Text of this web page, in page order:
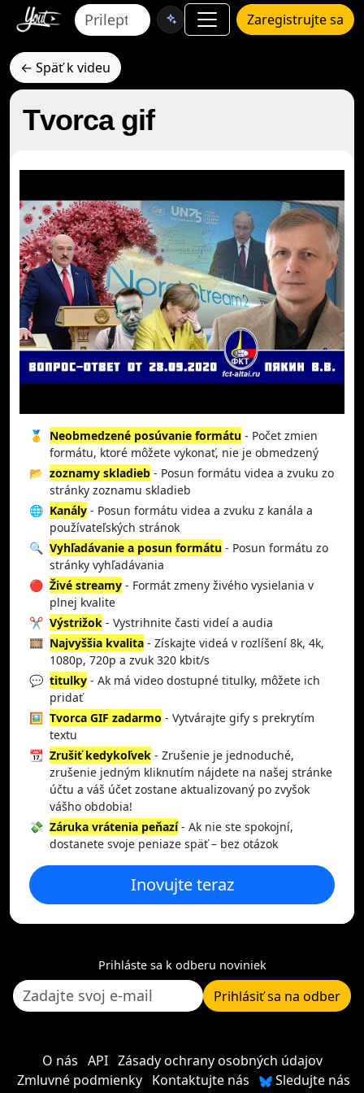
Zaregistrujte sa
← Späť k videu
Tvorca gif
🥇 Neobmedzené posúvanie formátu - Počet zmien
formátu, ktoré môžete vykonať, nie je obmedzený
📂 zoznamy skladieb - Posun formátu videa a zvuku zo
stránky zoznamu skladieb
🌐 Kanály - Posun formátu videa a zvuku z kanála a
používateľských stránok
🔍 Vyhľadávanie a posun formátu - Posun formátu zo
stránky vyhľadávania
🔴 Živé streamy - Formát zmeny živého vysielania v
plnej kvalite
✂️ Výstrižok - Vystrihnite časti videí a audia
🎞️ Najvyššia kvalita - Získajte videá v rozlíšení 8k, 4k,
1080p, 720p a zvuk 320 kbit/s
💬 titulky - Ak má video dostupné titulky, môžete ich
pridať
🖼️ Tvorca GIF zadarmo - Vytvárajte gify s prekrytím
textu
📆 Zrušiť kedykoľvek - Zrušenie je jednoduché,
zrušenie jedným kliknutím nájdete na našej stránke
účtu a váš účet zostane aktualizovaný po zvyšok
vášho obdobia!
💸 Záruka vrátenia peňazí- Ak nie ste spokojní,
dostanete svoje peniaze späť – bez otázok
Inovujte teraz
Prihláste sa k odberu noviniek
Prihlásiť sa na odber
O nás API Zásady ochrany osobných údajov
Zmluvné podmienky Kontaktujte nás
Sledujte nás